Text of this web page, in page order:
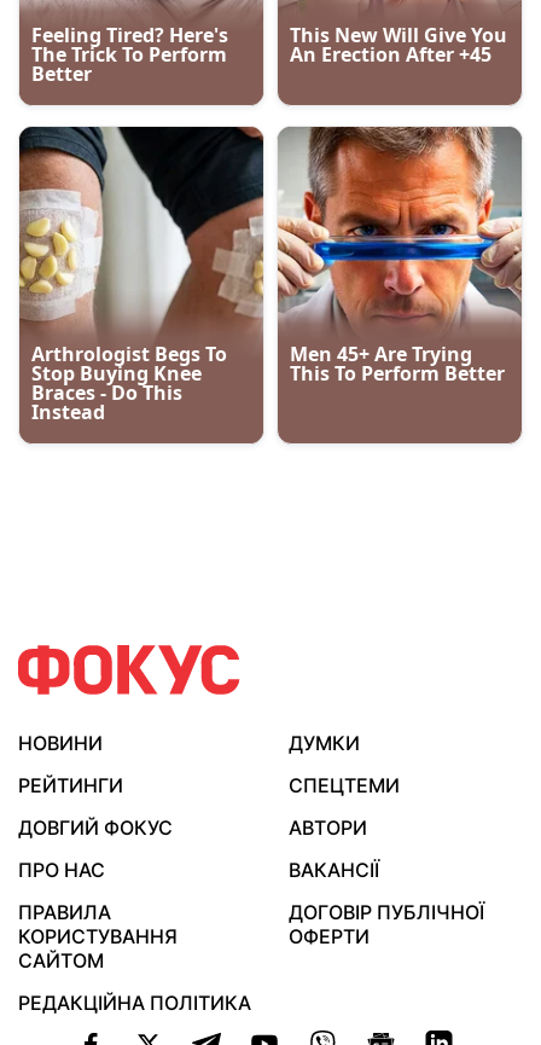
НОВИНИ
ДУМКИ
РЕЙТИНГИ
СПЕЦТЕМИ
ДОВГИЙ ФОКУС
АВТОРИ
ПРО НАС
ВАКАНСІЇ
ПРАВИЛА
КОРИСТУВАННЯ
САЙТОМ
ДОГОВІР ПУБЛІЧНОЇ
ОФЕРТИ
РЕДАКЦІЙНА ПОЛІТИКА